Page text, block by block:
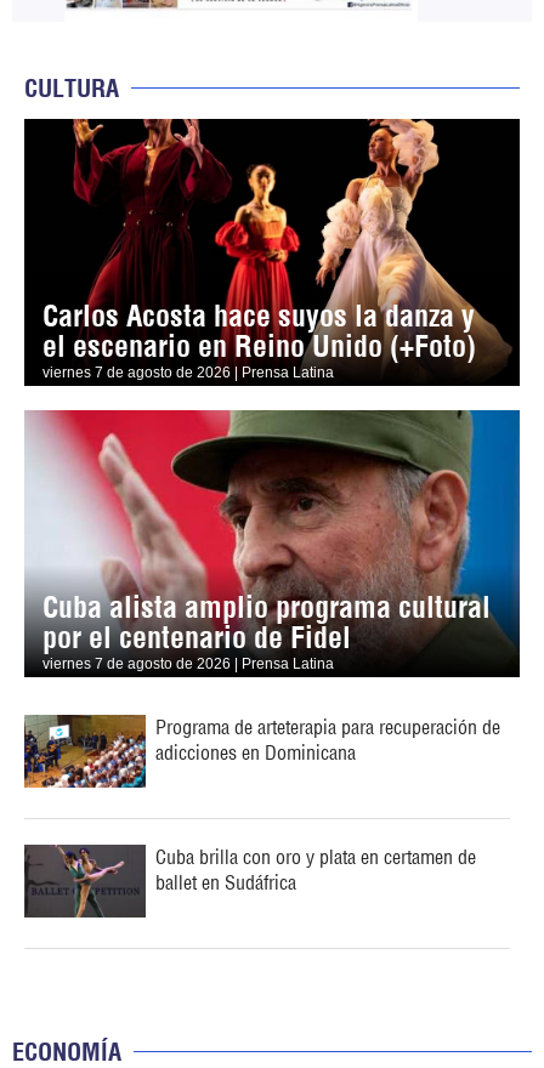
CULTURA
Carlos Acosta hace suyos la danza y
el escenario en Reino Unido (+Foto)
viernes 7 de agosto de 2026 | Prensa Latina
Cuba alista amplio programa cultural
por el centenario de Fidel
viernes 7 de agosto de 2026 | Prensa Latina
Programa de arteterapia para recuperación de
adicciones en Dominicana
Cuba brilla con oro y plata en certamen de
ballet en Sudáfrica
ECONOMÍA